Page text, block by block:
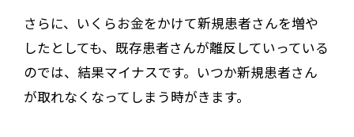
さらに、いくらお金をかけて新規患者さんを増や
したとしても、既存患者さんが離反していっている
のでは、結果マイナスです。いつか新規患者さん
が取れなくなってしまう時がきます。